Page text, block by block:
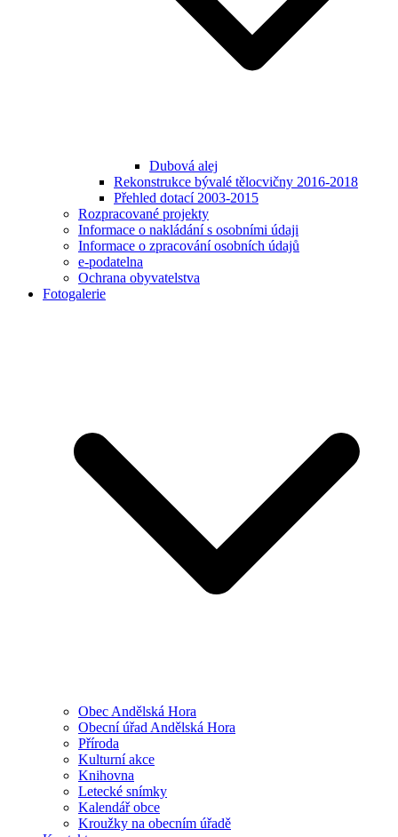
Dubová alej
Rekonstrukce bývalé tělocvičny 2016-2018
Přehled dotací 2003-2015
Rozpracované projekty
Informace o nakládání s osobními údaji
Informace o zpracování osobních údajů
e-podatelna
Ochrana obyvatelstva
Fotogalerie
Obec Andělská Hora
Obecní úřad Andělská Hora
Příroda
Kulturní akce
Knihovna
Letecké snímky
Kalendář obce
Kroužky na obecním úřadě